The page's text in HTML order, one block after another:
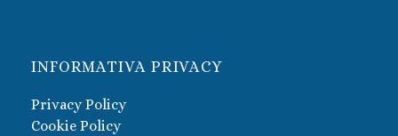
INFORMATIVA PRIVACY
Privacy Policy
Cookie Policy